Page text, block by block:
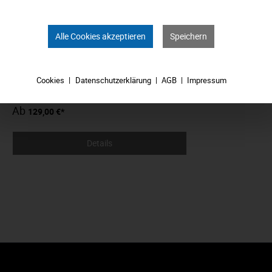
Ab 129,00 €*
Details
Alle Cookies akzeptieren Speichern
Cookies Datenschutzerklärung AGB Impressum